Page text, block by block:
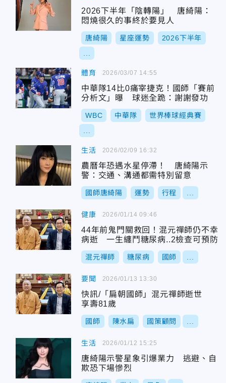
2026下半年「陰轉陽」 唐綺陽：
悶燒很久的事終於要見人
唐綺陽 星座運勢 2026下半年
體育
中華隊14比0痛宰捷克！國師「賽前
分析文」曝 球迷全跪：謝謝發功
WBC 中華隊 世界棒球經典賽
2026/03/07 14:55
生活
農曆年恐遇水星停滯！ 唐綺陽示
警：交通、溝通都需特別留意
國師唐綺陽 運勢 行程
2026/02/09 16:32
健康
44年前鬼門關救回！混元禪師仍不幸
病逝 一生纏鬥糖尿病..2檢查可預防
混元禪師 糖尿病 國師
2026/01/14 09:46
要聞
快訊/「扁朝國師」混元禪師逝世
享壽81歲
國師 陳水扁 國策顧問
2026/01/13 13:30
生活
唐綺陽示警星象引爆業力 逃避、自
欺恐下場慘烈
2026/01/12 15:25